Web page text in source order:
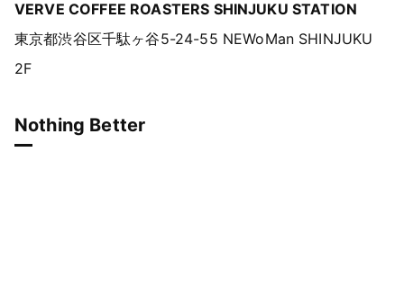
VERVE COFFEE ROASTERS SHINJUKU STATION
東京都渋谷区千駄ヶ谷5-24-55 NEWoMan SHINJUKU
2F
Nothing Better